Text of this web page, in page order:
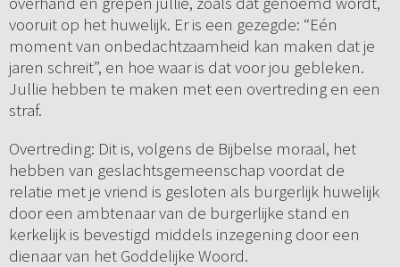
vooruit op het huwelijk. Er is een gezegde: “Eén
moment van onbedachtzaamheid kan maken dat je
jaren schreit”, en hoe waar is dat voor jou gebleken.
Jullie hebben te maken met een overtreding en een
straf.
Overtreding: Dit is, volgens de Bijbelse moraal, het
hebben van geslachtsgemeenschap voordat de
relatie met je vriend is gesloten als burgerlijk huwelijk
door een ambtenaar van de burgerlijke stand en
kerkelijk is bevestigd middels inzegening door een
dienaar van het Goddelijke Woord.